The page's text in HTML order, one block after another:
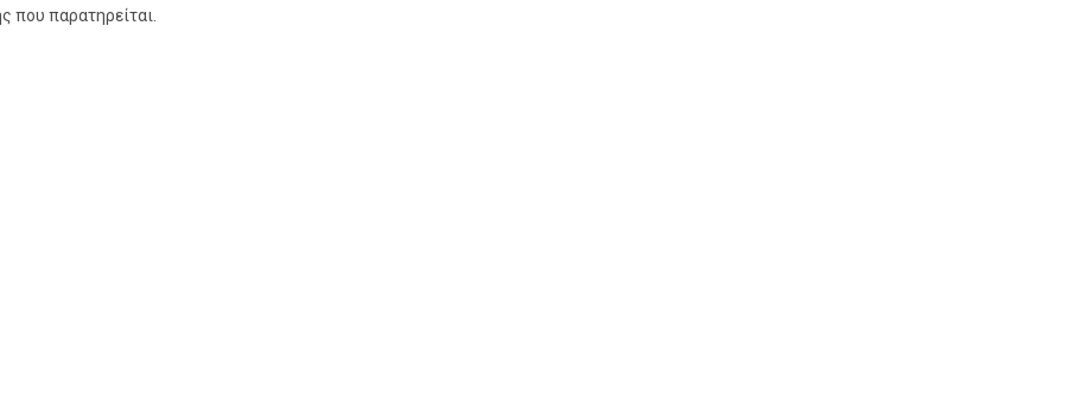
παρατηρείται.